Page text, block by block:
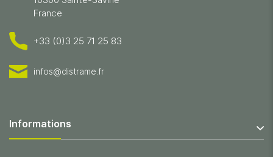
France
+33 (0)3 25 71 25 83
infos@distrame.fr
Informations